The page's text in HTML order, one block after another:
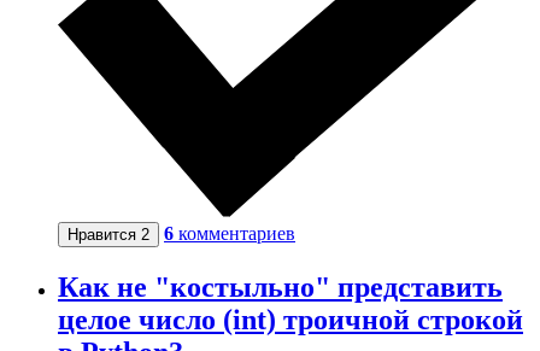
Нравится 2 6 комментариев
Как не "костыльно" представить
целое число (int) троичной строкой